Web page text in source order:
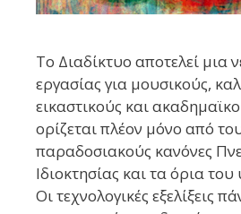
Το Διαδίκτυο αποτελεί μια
εργασίας για μουσικούς,
εικαστικούς και
ορίζεται πλέον μόνο από
παραδοσιακούς κανόνες
Ιδιοκτησίας και τα όρια
Οι τεχνολογικές εξελίξεις